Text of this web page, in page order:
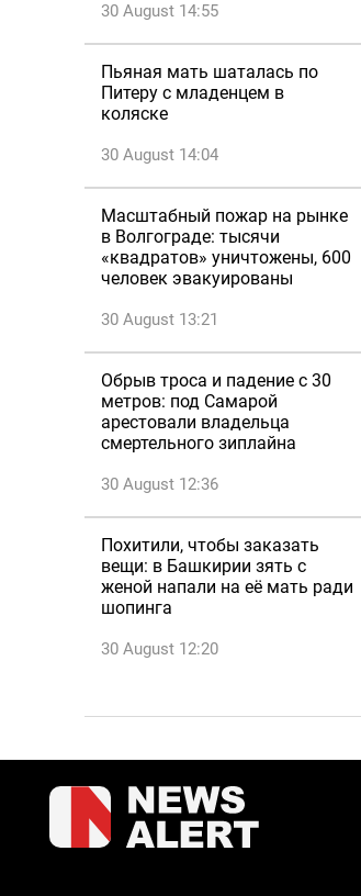
30 August 14:55
Пьяная мать шаталась по
Питеру с младенцем в
коляске
30 August 14:04
Масштабный пожар на рынке
в Волгограде: тысячи
«квадратов» уничтожены, 600
человек эвакуированы
30 August 13:21
Обрыв троса и падение с 30
метров: под Самарой
арестовали владельца
смертельного зиплайна
30 August 12:36
Похитили, чтобы заказать
вещи: в Башкирии зять с
женой напали на её мать ради
шопинга
30 August 12:20